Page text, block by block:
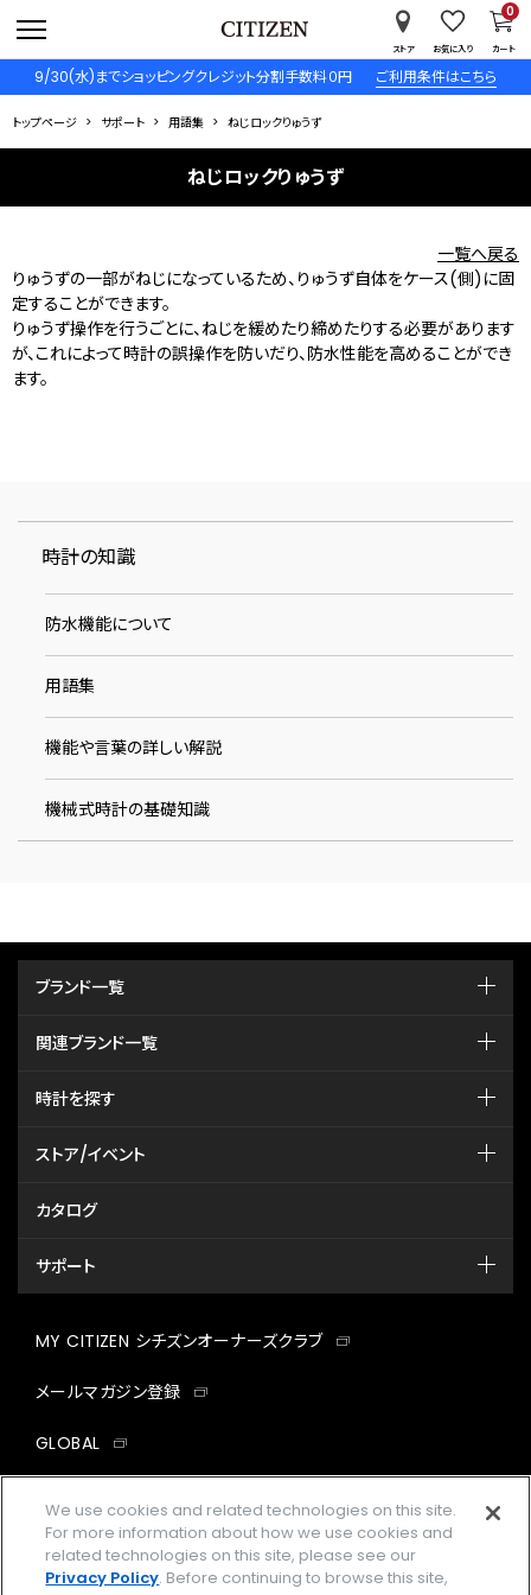
9/30(水)までショッピングクレジット分割手数料０円 ご利用条件はこちら
ストア お気に入り カート
0
トップページ サポート 用語集 ねじロックりゅうず
ねじロックりゅうず
一覧へ戻る
りゅうずの一部がねじになっているため、りゅうず自体をケース(側)に固
定することができます。
りゅうず操作を行うごとに、ねじを緩めたり締めたりする必要があります
が、これによって時計の誤操作を防いだり、防水性能を高めることができ
ます。
時計の知識
防水機能について
用語集
機能や言葉の詳しい解説
機械式時計の基礎知識
ブランド一覧
関連ブランド一覧
時計を探す
ストア/イベント
カタログ
サポート
MY CITIZEN シチズンオーナーズクラブ
メールマガジン登録
GLOBAL
facebookinstagramtwitter
We use cookies and related technologies on this site.
For more information about how we use cookies and
related technologies on this site, please see our
Privacy Policy. Before continuing to browse this site,